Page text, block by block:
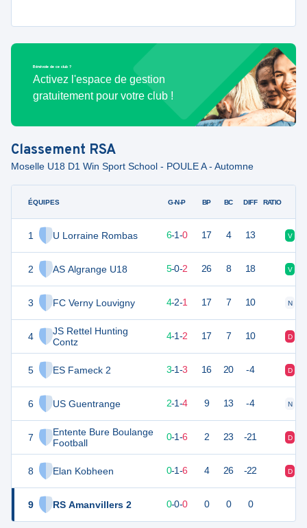
Bénévole de ce club ?
Activez l'espace de gestion
gratuitement pour votre club !
Classement RSA
Moselle U18 D1 Win Sport School - POULE A - Automne
ÉQUIPES
1 U Lorraine Rombas
2 AS Algrange U18
3 FC Verny Louvigny
4
JS Rettel Hunting
Contz
5 ES Fameck 2
6 US Guentrange
7
Entente Bure Boulange
Football
8 Elan Kobheen
9 RS Amanvillers 2
G-N-P BP BC DIFF RATIO
19 6-1-0 17 4 13 V
15 5-0-2 26 8 18 V
14 4-2-1 17 7 10 N
13 4-1-2 17 7 10 D
3-1-3 16 20 -4 D
2-1-4 9 13 -4 N
1 7 0-1-6 2 23 -21 D
0-1-6 4 26 -22 D
0 0-0-0 0 0 0